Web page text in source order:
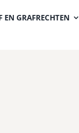
EN GRAFRECHTEN